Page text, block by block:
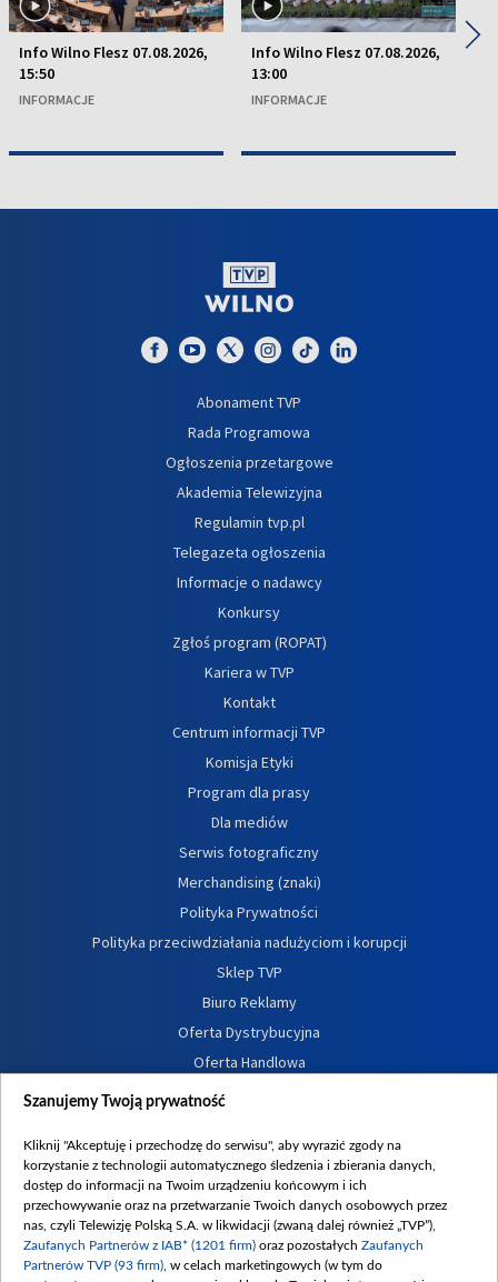
Info Wilno Flesz 07.08.2026,
15:50
INFORMACJE
Info Wilno Flesz 07.08.2026,
13:00
INFORMACJE
▶
Abonament TVP
Rada Programowa
Ogłoszenia przetargowe
Akademia Telewizyjna
Regulamin tvp.pl
Telegazeta ogłoszenia
Informacje o nadawcy
Konkursy
Zgłoś program (ROPAT)
Kariera w TVP
Kontakt
Centrum informacji TVP
Komisja Etyki
Program dla prasy
Dla mediów
Serwis fotograficzny
Merchandising (znaki)
Polityka Prywatności
Polityka przeciwdziałania nadużyciom i korupcji
Sklep TVP
Biuro Reklamy
Oferta Dystrybucyjna
Oferta Handlowa
Dostępność
Procedura zgłoszeń wewnętrznych
Szanujemy Twoją prywatność
Kliknij "Akceptuję i przechodzę do serwisu", aby wyrazić zgody na
korzystanie z technologii automatycznego śledzenia i zbierania danych,
dostęp do informacji na Twoim urządzeniu końcowym i ich
przechowywanie oraz na przetwarzanie Twoich danych osobowych przez
nas, czyli Telewizję Polską S.A. w likwidacji (zwaną dalej również „TVP”),
Zaufanych Partnerów z IAB* (1201 firm) oraz pozostałych Zaufanych
Partnerów TVP (93 firm) , w celach marketingowych (w tym do